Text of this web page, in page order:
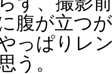
腹が立つ
っぱりレ
う。